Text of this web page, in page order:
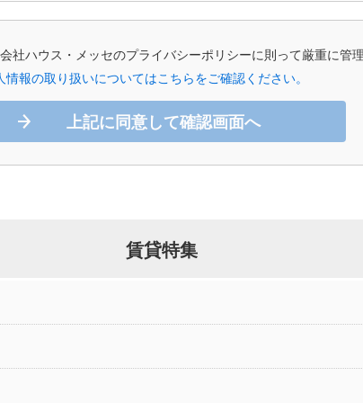
社ハウス・メッセのプライバシーポリシーに則って厳重に管理
情報の取り扱いについてはこちらをご確認ください。
上記に同意して確認画面へ
賃貸特集